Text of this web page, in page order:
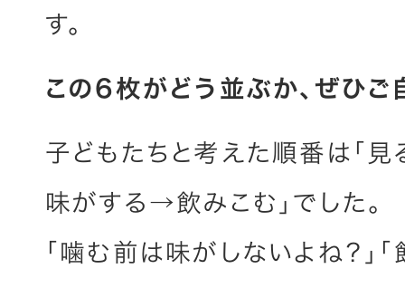
す。
この6枚がどう並ぶか、ぜひご
子どもたちと考えた順番は
味がする→飲みこむ」でした。
「噛む前は味がしないよね？」